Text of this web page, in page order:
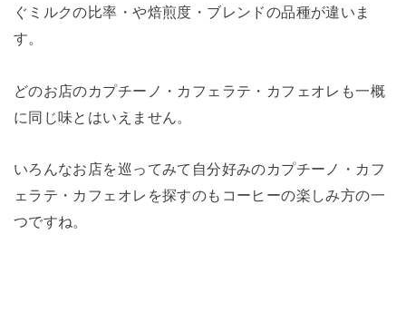
ぐミルクの比率・や焙煎度・ブレンドの品種が違いま
す。
どのお店のカプチーノ・カフェラテ・カフェオレも一概
に同じ味とはいえません。
いろんなお店を巡ってみて自分好みのカプチーノ・カフ
ェラテ・カフェオレを探すのもコーヒーの楽しみ方の一
つですね。